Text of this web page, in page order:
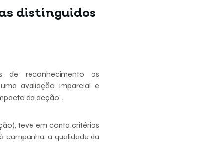
distinguidos
de reconhecimento os
avaliação imparcial e
da acção”.
teve em conta critérios
campanha; a qualidade da